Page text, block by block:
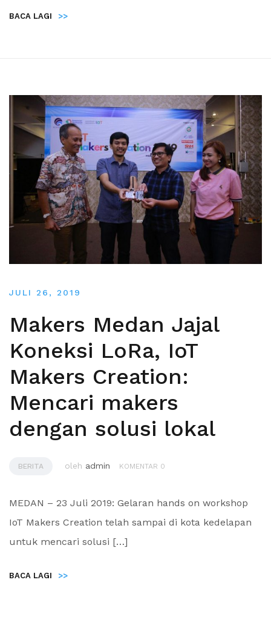
BACA LAGI >>
JULI 26, 2019
Makers Medan Jajal
Koneksi LoRa, IoT
Makers Creation:
Mencari makers
dengan solusi lokal
BERITA oleh admin KOMENTAR 0
MEDAN – 23 Juli 2019: Gelaran hands on workshop
IoT Makers Creation telah sampai di kota kedelapan
untuk mencari solusi […]
BACA LAGI >>